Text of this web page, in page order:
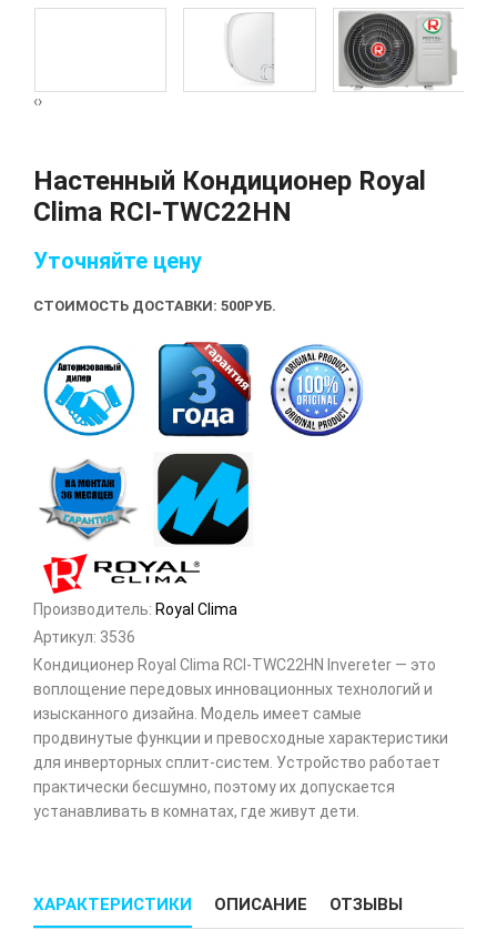
‹›
Настенный Кондиционер Royal
Clima RCI-TWС22HN
Уточняйте цену
СТОИМОСТЬ ДОСТАВКИ: 500РУБ.
Производитель: Royal Clima
Артикул: 3536
Кондиционер Royal Clima RCI-TWС22HN Invereter — это
воплощение передовых инновационных технологий и
изысканного дизайна. Модель имеет самые
продвинутые функции и превосходные характеристики
для инверторных сплит-систем. Устройство работает
практически бесшумно, поэтому их допускается
устанавливать в комнатах, где живут дети.
ХАРАКТЕРИСТИКИ ОПИСАНИЕ ОТЗЫВЫ